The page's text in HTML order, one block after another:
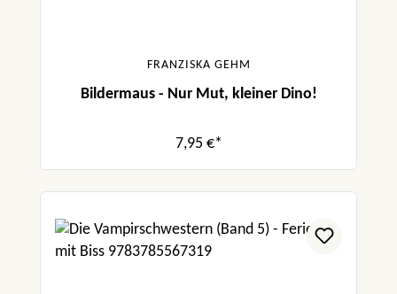
FRANZISKA GEHM
Bildermaus - Nur Mut, kleiner Dino!
7,95 €*